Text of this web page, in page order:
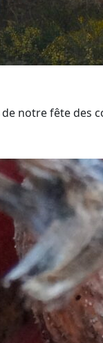
notre fête des